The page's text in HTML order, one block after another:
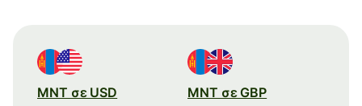
MNT σε USD MNT σε GBP